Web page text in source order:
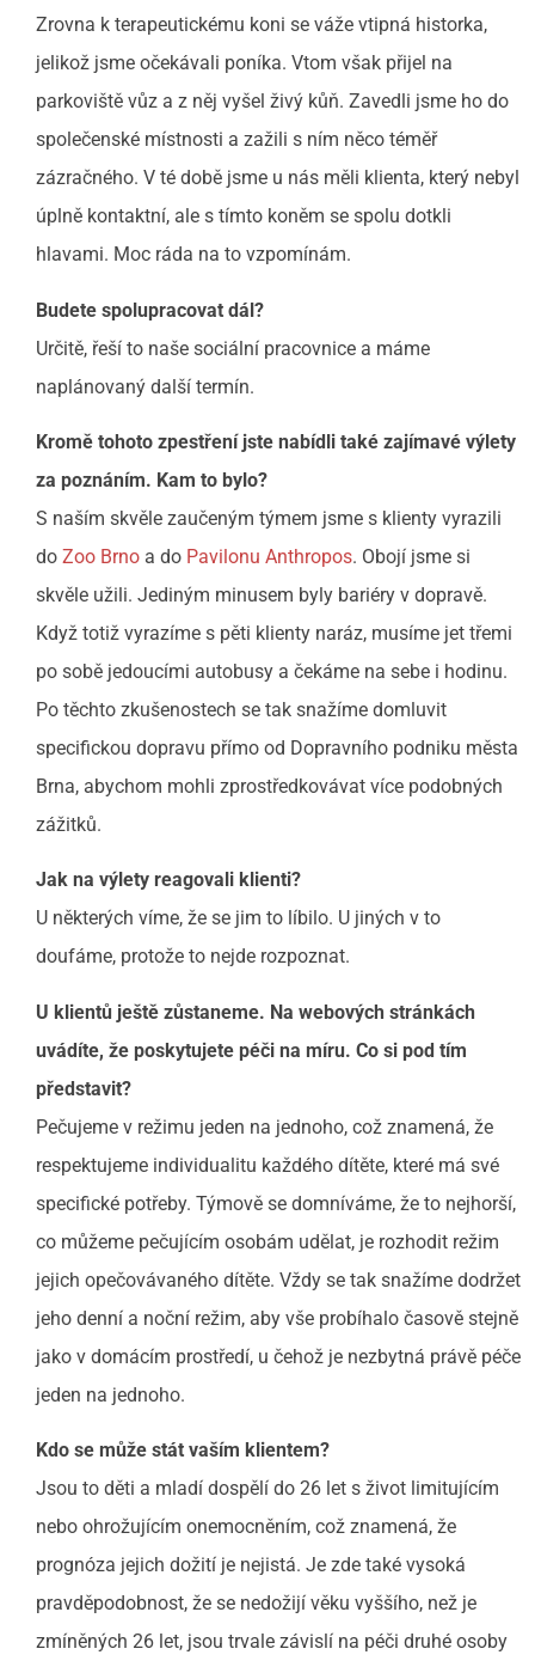
Zrovna k terapeutickému koni se váže vtipná historka,
jelikož jsme očekávali poníka. Vtom však přijel na
parkoviště vůz a z něj vyšel živý kůň. Zavedli jsme ho do
společenské místnosti a zažili s ním něco téměř
zázračného. V té době jsme u nás měli klienta, který nebyl
úplně kontaktní, ale s tímto koněm se spolu dotkli
hlavami. Moc ráda na to vzpomínám.
Budete spolupracovat dál?
Určitě, řeší to naše sociální pracovnice a máme
naplánovaný další termín.
Kromě tohoto zpestření jste nabídli také zajímavé výlety
za poznáním. Kam to bylo?
S naším skvěle zaučeným týmem jsme s klienty vyrazili
do Zoo Brno a do Pavilonu Anthropos. Obojí jsme si
skvěle užili. Jediným minusem byly bariéry v dopravě.
Když totiž vyrazíme s pěti klienty naráz, musíme jet třemi
po sobě jedoucími autobusy a čekáme na sebe i hodinu.
Po těchto zkušenostech se tak snažíme domluvit
specifickou dopravu přímo od Dopravního podniku města
Brna, abychom mohli zprostředkovávat více podobných
zážitků.
Jak na výlety reagovali klienti?
U některých víme, že se jim to líbilo. U jiných v to
doufáme, protože to nejde rozpoznat.
U klientů ještě zůstaneme. Na webových stránkách
uvádíte, že poskytujete péči na míru. Co si pod tím
představit?
Pečujeme v režimu jeden na jednoho, což znamená, že
respektujeme individualitu každého dítěte, které má své
specifické potřeby. Týmově se domníváme, že to nejhorší,
co můžeme pečujícím osobám udělat, je rozhodit režim
jejich opečovávaného dítěte. Vždy se tak snažíme dodržet
jeho denní a noční režim, aby vše probíhalo časově stejně
jako v domácím prostředí, u čehož je nezbytná právě péče
jeden na jednoho.
Kdo se může stát vaším klientem?
Jsou to děti a mladí dospělí do 26 let s život limitujícím
nebo ohrožujícím onemocněním, což znamená, že
prognóza jejich dožití je nejistá. Je zde také vysoká
pravděpodobnost, že se nedožijí věku vyššího, než je
zmíněných 26 let, jsou trvale závislí na péči druhé osoby